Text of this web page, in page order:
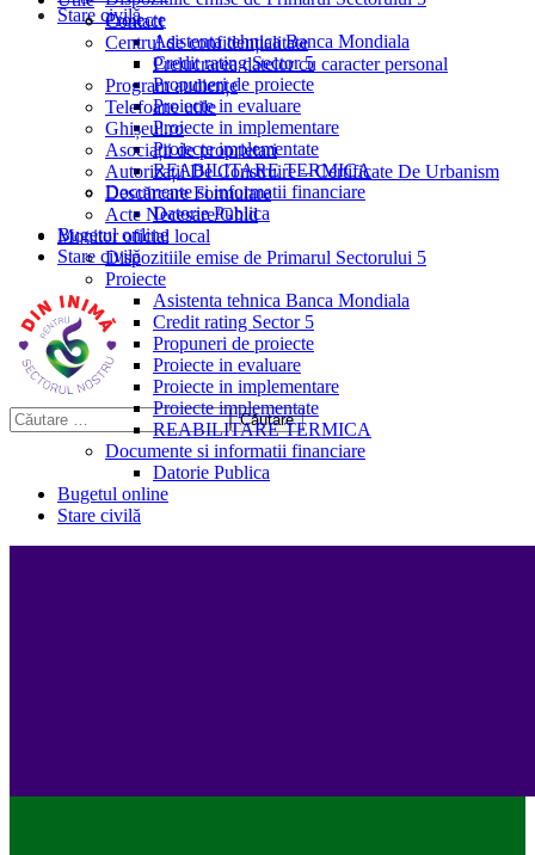
Stare civilă
Proiecte
Asistenta tehnica Banca Mondiala
Credit rating Sector 5
Propuneri de proiecte
Proiecte in evaluare
Proiecte in implementare
Proiecte implementate
REABILITARE TERMICA
Documente si informatii financiare
Datorie Publica
Bugetul online
Stare civilă
Contact
Centrul de confidențialitate
Prelucrarea datelor cu caracter personal
Program audiențe
Telefoane utile
Ghișeul.ro
Asociații de proprietari
Autorizații De Construire – Certificate De Urbanism
Descărcare Formulare
Acte Necesare/Ghid
Monitor oficial local
Dispozitiile emise de Primarul Sectorului 5
Proiecte
Asistenta tehnica Banca Mondiala
Credit rating Sector 5
Propuneri de proiecte
Proiecte in evaluare
Proiecte in implementare
Proiecte implementate
REABILITARE TERMICA
Documente si informatii financiare
Datorie Publica
Bugetul online
Stare civilă